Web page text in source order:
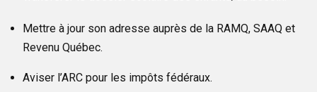
Mettre à jour son adresse auprès de la RAMQ, SAAQ et
Revenu Québec.
Aviser l’ARC pour les impôts fédéraux.